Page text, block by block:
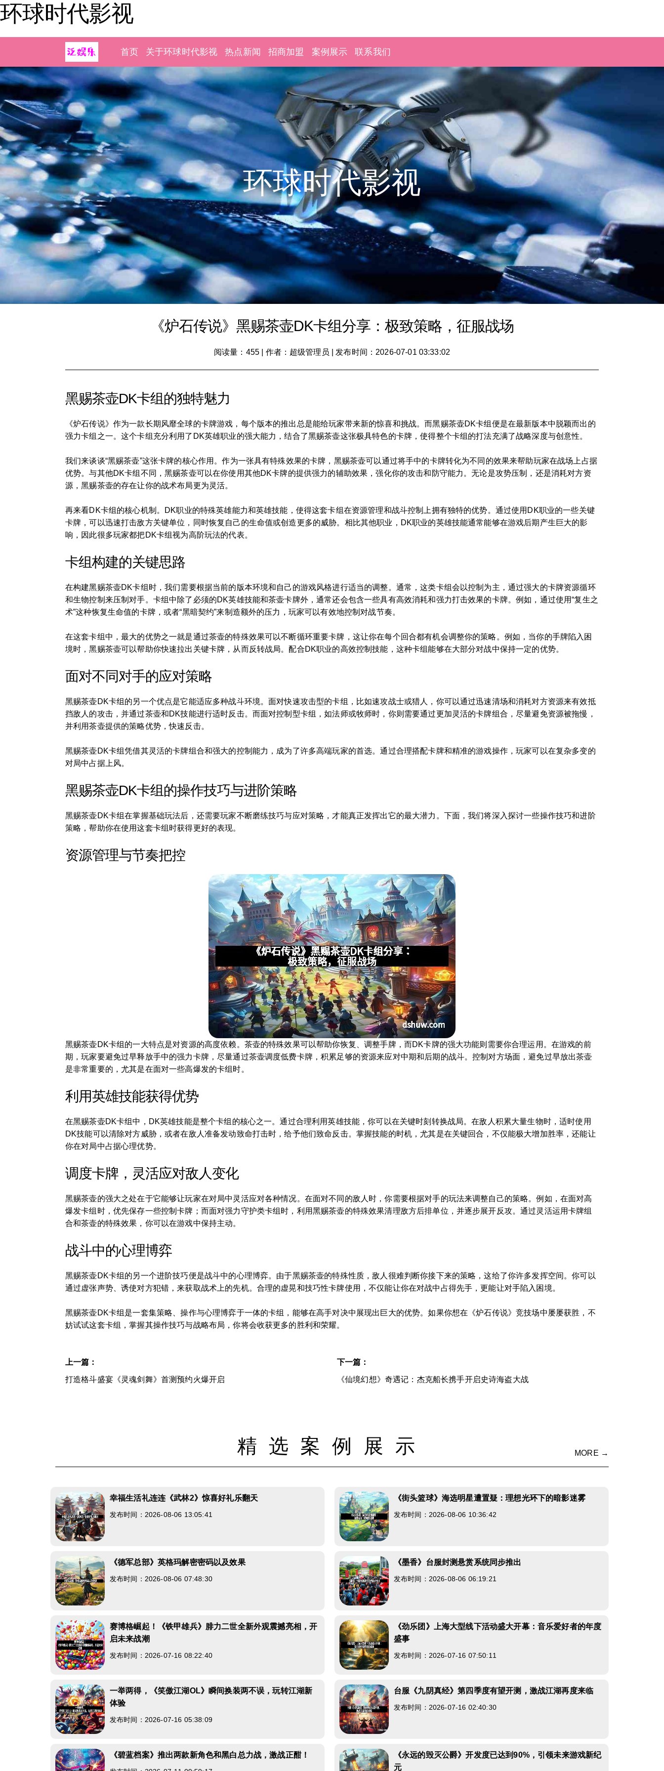
环球时代影视
首页 关于环球时代影视 热点新闻 招商加盟 案例展示 联系我们
环球时代影视
《炉石传说》黑赐茶壶DK卡组分享：极致策略，征服战场
阅读量：455 作者：超级管理员 发布时间：2026-07-01 03:33:02
黑赐茶壶DK卡组的独特魅力
《炉石传说》作为一款长期风靡全球的卡牌游戏，每个版本的推出总是能给玩家带来新的惊喜和挑战。而黑赐茶壶DK卡组便是在最新版本中脱颖而出的
强力卡组之一。这个卡组充分利用了DK英雄职业的强大能力，结合了黑赐茶壶这张极具特色的卡牌，使得整个卡组的打法充满了战略深度与创意性。
我们来谈谈“黑赐茶壶”这张卡牌的核心作用。作为一张具有特殊效果的卡牌，黑赐茶壶可以通过将手中的卡牌转化为不同的效果来帮助玩家在战场上占据
优势。与其他DK卡组不同，黑赐茶壶可以在你使用其他DK卡牌的提供强力的辅助效果，强化你的攻击和防守能力。无论是攻势压制，还是消耗对方资
源，黑赐茶壶的存在让你的战术布局更为灵活。
再来看DK卡组的核心机制。DK职业的特殊英雄能力和英雄技能，使得这套卡组在资源管理和战斗控制上拥有独特的优势。通过使用DK职业的一些关键
卡牌，可以迅速打击敌方关键单位，同时恢复自己的生命值或创造更多的威胁。相比其他职业，DK职业的英雄技能通常能够在游戏后期产生巨大的影
响，因此很多玩家都把DK卡组视为高阶玩法的代表。
卡组构建的关键思路
在构建黑赐茶壶DK卡组时，我们需要根据当前的版本环境和自己的游戏风格进行适当的调整。通常，这类卡组会以控制为主，通过强大的卡牌资源循环
和生物控制来压制对手。卡组中除了必须的DK英雄技能和茶壶卡牌外，通常还会包含一些具有高效消耗和强力打击效果的卡牌。例如，通过使用“复生之
术”这种恢复生命值的卡牌，或者“黑暗契约”来制造额外的压力，玩家可以有效地控制对战节奏。
在这套卡组中，最大的优势之一就是通过茶壶的特殊效果可以不断循环重要卡牌，这让你在每个回合都有机会调整你的策略。例如，当你的手牌陷入困
境时，黑赐茶壶可以帮助你快速拉出关键卡牌，从而反转战局。配合DK职业的高效控制技能，这种卡组能够在大部分对战中保持一定的优势。
面对不同对手的应对策略
黑赐茶壶DK卡组的另一个优点是它能适应多种战斗环境。面对快速攻击型的卡组，比如速攻战士或猎人，你可以通过迅速清场和消耗对方资源来有效抵
挡敌人的攻击，并通过茶壶和DK技能进行适时反击。而面对控制型卡组，如法师或牧师时，你则需要通过更加灵活的卡牌组合，尽量避免资源被拖慢，
并利用茶壶提供的策略优势，快速反击。
黑赐茶壶DK卡组凭借其灵活的卡牌组合和强大的控制能力，成为了许多高端玩家的首选。通过合理搭配卡牌和精准的游戏操作，玩家可以在复杂多变的
对局中占据上风。
黑赐茶壶DK卡组的操作技巧与进阶策略
黑赐茶壶DK卡组在掌握基础玩法后，还需要玩家不断磨练技巧与应对策略，才能真正发挥出它的最大潜力。下面，我们将深入探讨一些操作技巧和进阶
策略，帮助你在使用这套卡组时获得更好的表现。
资源管理与节奏把控
黑赐茶壶DK卡组的一大特点是对资源的高度依赖。茶壶的特殊效果可以帮助你恢复、调整手牌，而DK卡牌的强大功能则需要你合理运用。在游戏的前
期，玩家要避免过早释放手中的强力卡牌，尽量通过茶壶调度低费卡牌，积累足够的资源来应对中期和后期的战斗。控制对方场面，避免过早放出茶壶
是非常重要的，尤其是在面对一些高爆发的卡组时。
利用英雄技能获得优势
在黑赐茶壶DK卡组中，DK英雄技能是整个卡组的核心之一。通过合理利用英雄技能，你可以在关键时刻转换战局。在敌人积累大量生物时，适时使用
DK技能可以清除对方威胁，或者在敌人准备发动致命打击时，给予他们致命反击。掌握技能的时机，尤其是在关键回合，不仅能极大增加胜率，还能让
你在对局中占据心理优势。
调度卡牌，灵活应对敌人变化
黑赐茶壶的强大之处在于它能够让玩家在对局中灵活应对各种情况。在面对不同的敌人时，你需要根据对手的玩法来调整自己的策略。例如，在面对高
爆发卡组时，优先保存一些控制卡牌；而面对强力守护类卡组时，利用黑赐茶壶的特殊效果清理敌方后排单位，并逐步展开反攻。通过灵活运用卡牌组
合和茶壶的特殊效果，你可以在游戏中保持主动。
战斗中的心理博弈
黑赐茶壶DK卡组的另一个进阶技巧便是战斗中的心理博弈。由于黑赐茶壶的特殊性质，敌人很难判断你接下来的策略，这给了你许多发挥空间。你可以
通过虚张声势、诱使对方犯错，来获取战术上的先机。合理的虚晃和技巧性卡牌使用，不仅能让你在对战中占得先手，更能让对手陷入困境。
黑赐茶壶DK卡组是一套集策略、操作与心理博弈于一体的卡组，能够在高手对决中展现出巨大的优势。如果你想在《炉石传说》竞技场中屡屡获胜，不
妨试试这套卡组，掌握其操作技巧与战略布局，你将会收获更多的胜利和荣耀。
上一篇：
打造格斗盛宴《灵魂剑舞》首测预约火爆开启
下一篇：
《仙境幻想》奇遇记：杰克船长携手开启史诗海盗大战
精选案例展示 MORE →
幸福生活礼连连《武林2》惊喜好礼乐翻天
发布时间：2026-08-06 13:05:41
《街头篮球》海选明星遭置疑：理想光环下的暗影迷雾
发布时间：2026-08-06 10:36:42
《德军总部》英格玛解密密码以及效果
发布时间：2026-08-06 07:48:30
《墨香》台服封测悬赏系统同步推出
发布时间：2026-08-06 06:19:21
赛博格崛起！《铁甲雄兵》腓力二世全新外观震撼亮相，开
启未来战潮
发布时间：2026-07-16 08:22:40
《劲乐团》上海大型线下活动盛大开幕：音乐爱好者的年度
盛事
发布时间：2026-07-16 07:50:11
一举两得，《笑傲江湖OL》瞬间换装两不误，玩转江湖新
体验
发布时间：2026-07-16 05:38:09
台服《九阴真经》第四季度有望开测，激战江湖再度来临
发布时间：2026-07-16 02:40:30
《碧蓝档案》推出两款新角色和黑白总力战，激战正酣！
《永远的毁灭公爵》开发度已达到90%，引领未来游戏新纪
元